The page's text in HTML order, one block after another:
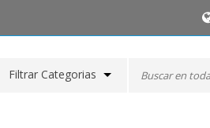
Filtrar Categorias